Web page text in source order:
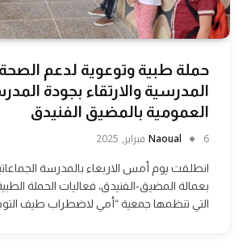
حملة طبية وتوعوية لدعم الصحة
المدرسية والارتقاء بجودة
العمومية بالمضيق الفنيدق
Naoual 6 فبراير, 2025
انطلقت يوم أمس الاربعاء بالمدرسة
بعمالة المضيق-الفنيدق، فعاليات الحملة
التي تنظمها جمعية “أمي لاضطراب طيف